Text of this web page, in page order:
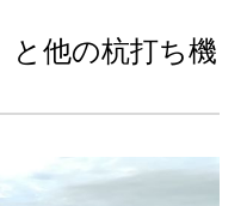
と他の杭打ち機